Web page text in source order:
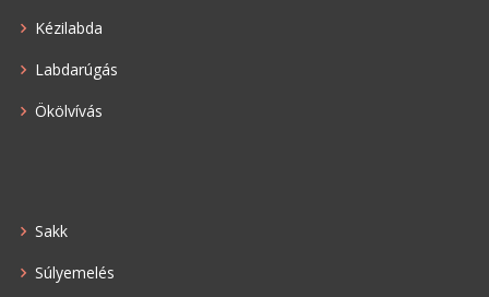
Kézilabda
Labdarúgás
Ökölvívás
Sakk
Súlyemelés